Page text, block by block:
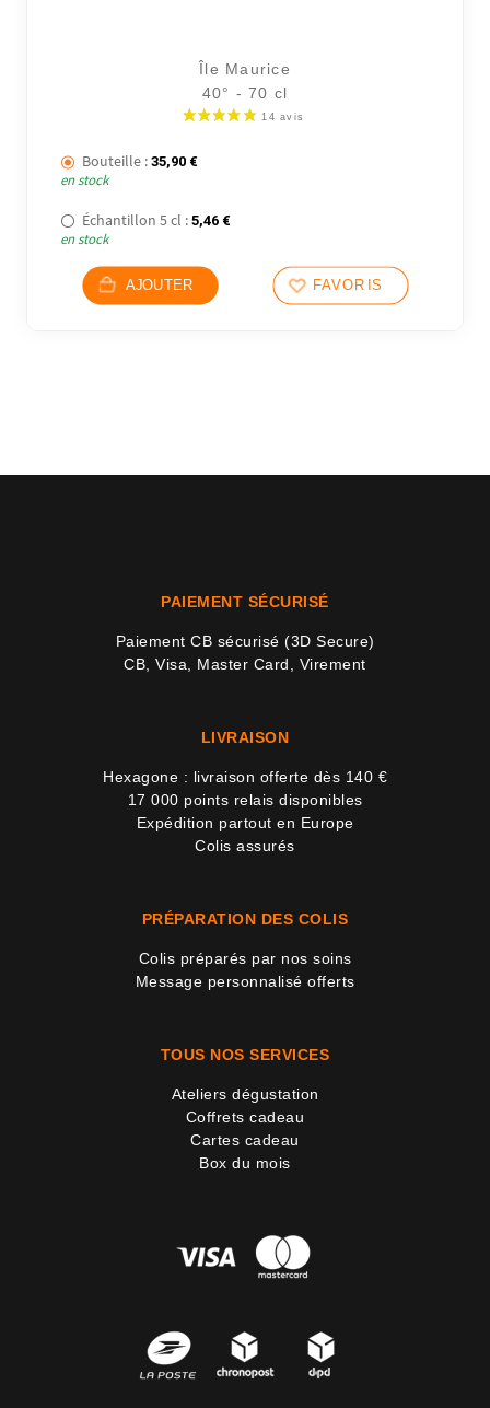
Île Maurice
40° - 70 cl
Bouteille : 35,90 €
en stock
Échantillon 5 cl : 5,46 €
en stock
AJOUTER FAVORIS
PAIEMENT SÉCURISÉ
Paiement CB sécurisé (3D Secure)
CB, Visa, Master Card, Virement
LIVRAISON
Hexagone : livraison offerte dès 140 €
17 000 points relais disponibles
Expédition partout en Europe
Colis assurés
PRÉPARATION DES COLIS
Colis préparés par nos soins
Message personnalisé offerts
TOUS NOS SERVICES
Ateliers dégustation
Coffrets cadeau
Cartes cadeau
Box du mois